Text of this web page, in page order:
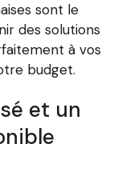
sont le
des solutions
à vos
budget.
et un